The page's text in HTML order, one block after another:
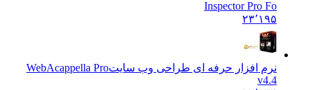
Inspector Pro Fo
۲۳٬۱۹۵
نرم افزار حرفه ای طراحی وب سایتWebAcappella Pro